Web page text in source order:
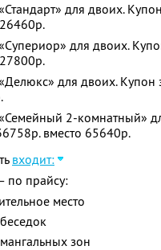
для двоих.
для двоих.
для двоих. Купон
2-комнатный»
вместо 65640р.
входит:
по прайсу:
место
зон